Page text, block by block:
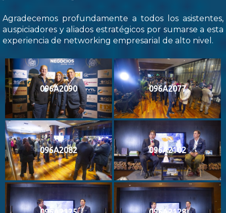
Agradecemos profundamente a todos los asistentes,
auspiciadores y aliados estratégicos por sumarse a esta
experiencia de networking empresarial de alto nivel.
096A2090 096A2077
096A2082 096A2102